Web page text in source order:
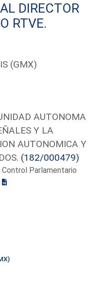
DIRECTOR
RTVE.
(GMX)
AUTONOMA
Y LA
AUTONOMICA Y
(182/000479)
Parlamentario